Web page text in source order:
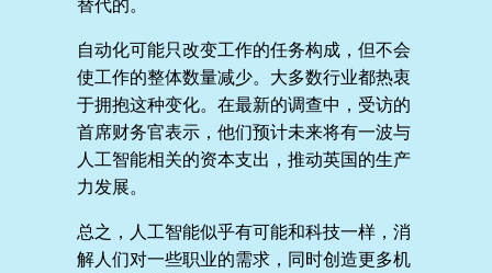
自动化可能只改变工作的任务构成，但不会
使工作的整体数量减少。大多数行业都热衷
于拥抱这种变化。在最新的调查中，受访的
首席财务官表示，他们预计未来将有一波与
人工智能相关的资本支出，推动英国的生产
力发展。
总之，人工智能似乎有可能和科技一样，消
解人们对一些职业的需求，同时创造更多机